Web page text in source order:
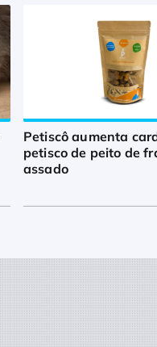
Petiscô aumenta
petisco de peito de
assado